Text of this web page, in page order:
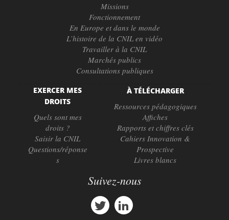
Missions
Fonctionnement
En Europe et dans le monde
L’histoire de la CNIL en vidéo
Travailler à la CNIL
Marchés publics
Consultations publiques
EXERCER MES
DROITS
Quels sont mes
droits ?
Saisir la CNIL
Questions/réponse
s
À TÉLÉCHARGER
Ressources pédagogiques
Affiches
Rapports et chiffres clés
Cahiers Innovation &
Prospective
Livres blancs
Suivez-nous